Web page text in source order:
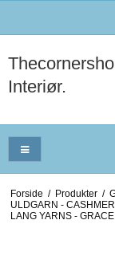
Interiør.
Forside / Produkter /
ULDGARN -
LANG YARNS -